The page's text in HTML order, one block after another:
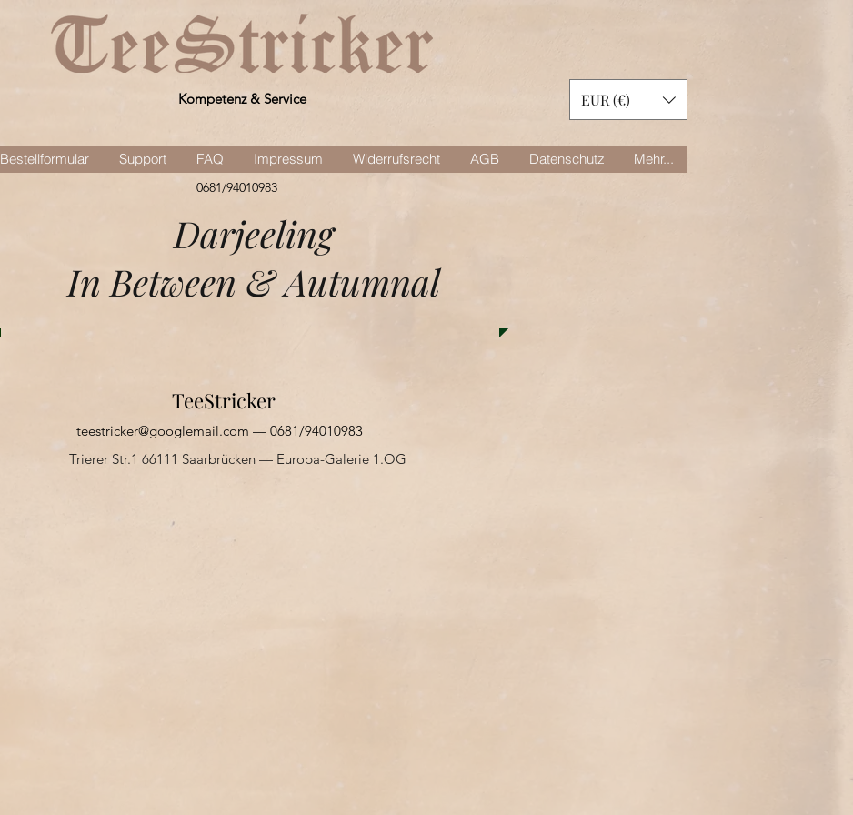
Kompetenz & Service EUR (€)
Bestellformular Support FAQ Impressum Widerrufsrecht AGB Datenschutz Mehr...
0681/94010983
Darjeeling
In Between & Autumnal
TeeStricker
teestricker@googlemail.com — 0681/94010983
Trierer Str.1 66111 Saarbrücken — Europa-Galerie 1.OG